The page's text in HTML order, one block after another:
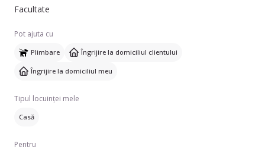
Facultate
Pot ajuta cu
Plimbare Îngrijire la domiciliul clientului
Îngrijire la domiciliul meu
Tipul locuinței mele
Casă
Pentru